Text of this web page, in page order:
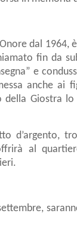
dal
fin da
e
anche ai
Giostra
d’argento,
al